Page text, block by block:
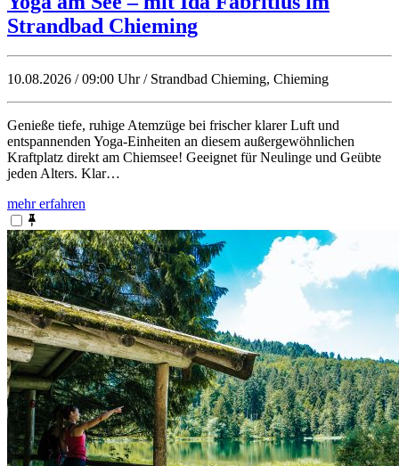
Strandbad Chieming
10.08.2026 / 09:00 Uhr / Strandbad Chieming, Chieming
Genieße tiefe, ruhige Atemzüge bei frischer klarer Luft und
entspannenden Yoga-Einheiten an diesem außergewöhnlichen
Kraftplatz direkt am Chiemsee! Geeignet für Neulinge und Geübte
jeden Alters. Klar…
mehr erfahren